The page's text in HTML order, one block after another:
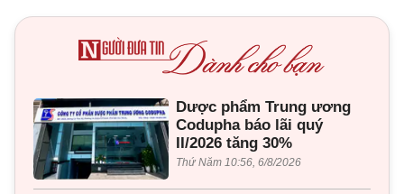
Dược phẩm Trung ương
Codupha báo lãi quý
II/2026 tăng 30%
Thứ Năm 10:56, 6/8/2026